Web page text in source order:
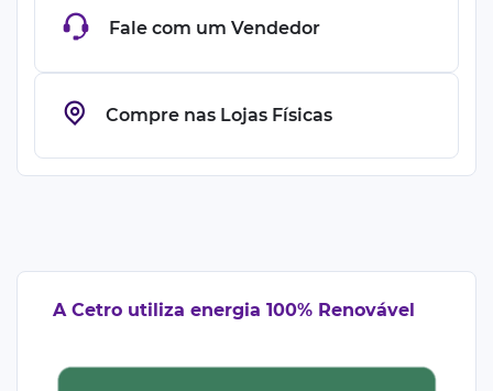
Fale com um Vendedor
Compre nas Lojas Físicas
A Cetro utiliza energia 100% Renovável